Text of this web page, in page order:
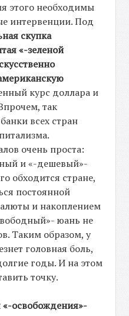
этого необходимы
интервенции. Под
скупка
«-зеленой
курс доллара и
так
всех стран
очень проста:
и «-дешевый»-
обходится стране,
постоянной
и накоплением
юань не
Таким образом, у
головная боль,
годы. И на этом
точку.
освобождения»-